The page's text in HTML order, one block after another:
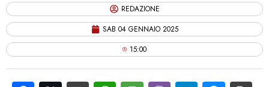
REDAZIONE
SAB 04 GENNAIO 2025
15:00